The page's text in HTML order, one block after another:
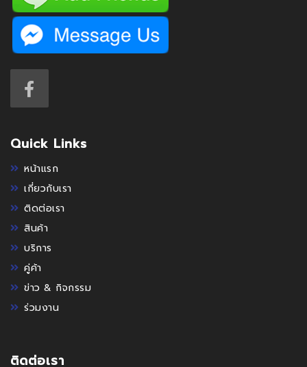
Quick Links
หน้าแรก
เกี่ยวกับเรา
ติดต่อเรา
สินค้า
บริการ
คู่ค้า
ข่าว & กิจกรรม
ร่วมงาน
ติดต่อเรา